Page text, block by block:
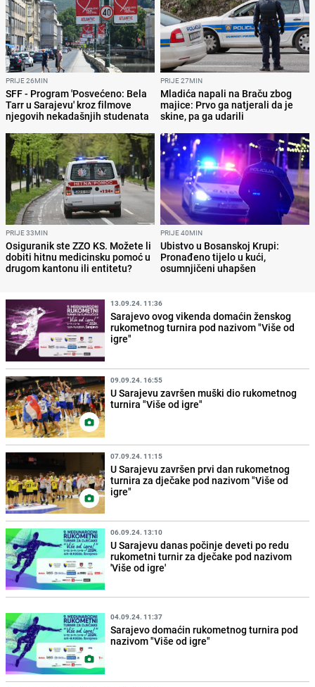
PRIJE 26MIN
SFF - Program 'Posvećeno: Bela
Tarr u Sarajevu' kroz filmove
njegovih nekadašnjih studenata
PRIJE 27MIN
Mladića napali na Braču zbog
majice: Prvo ga natjerali da je
skine, pa ga udarili
PRIJE 33MIN
Osiguranik ste ZZO KS. Možete li
dobiti hitnu medicinsku pomoć u
drugom kantonu ili entitetu?
PRIJE 40MIN
Ubistvo u Bosanskoj Krupi:
Pronađeno tijelo u kući,
osumnjičeni uhapšen
13.09.24. 11:36
Sarajevo ovog vikenda domaćin ženskog
rukometnog turnira pod nazivom "Više od
igre"
09.09.24. 16:55
U Sarajevu završen muški dio rukometnog
turnira "Više od igre"
07.09.24. 11:15
U Sarajevu završen prvi dan rukometnog
turnira za dječake pod nazivom "Više od
igre"
06.09.24. 13:10
U Sarajevu danas počinje deveti po redu
rukometni turnir za dječake pod nazivom
'Više od igre'
04.09.24. 11:37
Sarajevo domaćin rukometnog turnira pod
nazivom "Više od igre"